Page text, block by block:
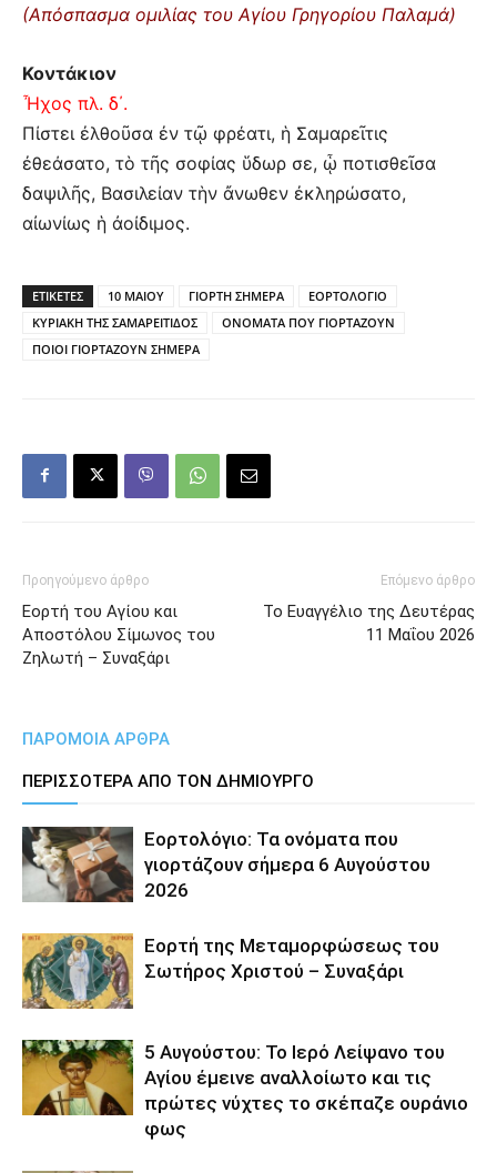
(Απόσπασμα ομιλίας του Αγίου Γρηγορίου Παλαμά)
Κοντάκιον
Ἦχος πλ. δ΄.
Πίστει ἐλθοῦσα ἐν τῷ φρέατι, ἡ Σαμαρεῖτις
ἐθεάσατο, τὸ τῆς σοφίας ὕδωρ σε, ᾧ ποτισθεῖσα
δαψιλῆς, Βασιλείαν τὴν ἄνωθεν ἐκληρώσατο,
αἰωνίως ἡ ἀοίδιμος.
ΕΤΙΚΕΤΕΣ 10 ΜΑΙΟΥ ΓΙΟΡΤΗ ΣΗΜΕΡΑ
ΕΟΡΤΟΛΟΓΙΟ
ΚΥΡΙΑΚΗ ΤΗΣ ΣΑΜΑΡΕΙΤΙΔΟΣ
ΟΝΟΜΑΤΑ ΠΟΥ ΓΙΟΡΤΑΖΟΥΝ
ΠΟΙΟΙ ΓΙΟΡΤΑΖΟΥΝ ΣΗΜΕΡΑ
Προηγούμενο άρθρο
Εορτή του Αγίου και
Αποστόλου Σίμωνος του
Ζηλωτή – Συναξάρι
Επόμενο άρθρο
Το Ευαγγέλιο της Δευτέρας
11 Μαΐου 2026
ΠΑΡΟΜΟΙΑ ΑΡΘΡΑ
ΠΕΡΙΣΣΟΤΕΡΑ ΑΠΟ ΤΟΝ ΔΗΜΙΟΥΡΓΟ
Εορτολόγιο: Τα ονόματα που
γιορτάζουν σήμερα 6 Αυγούστου
2026
Εορτή της Μεταμορφώσεως του
Σωτήρος Χριστού – Συναξάρι
5 Αυγούστου: Το Ιερό Λείψανο του
Αγίου έμεινε αναλλοίωτο και τις
πρώτες νύχτες το σκέπαζε ουράνιο
φως